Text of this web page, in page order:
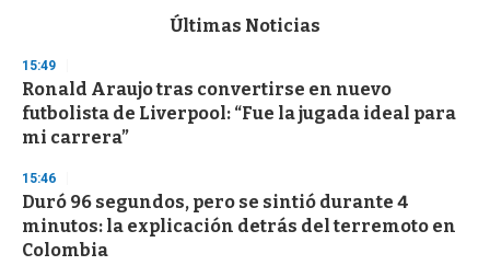
d
s
o
f
3
s
e
c
o
n
Últimas Noticias
15:49
Ronald Araujo tras convertirse en nuevo
futbolista de Liverpool: “Fue la jugada ideal para
mi carrera”
15:46
Duró 96 segundos, pero se sintió durante 4
minutos: la explicación detrás del terremoto en
Colombia